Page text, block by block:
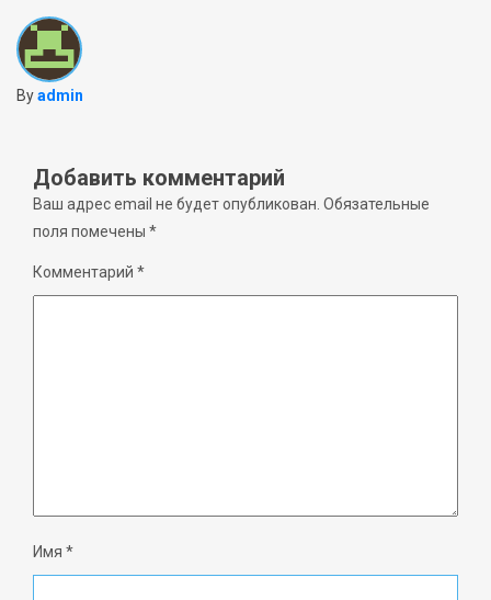
Byadmin
Добавить комментарий
Ваш адрес email не будет опубликован. Обязательные
поля помечены *
Комментарий *
Имя *